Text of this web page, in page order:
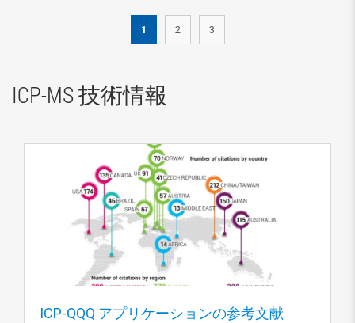
1 2 3
ICP-MS 技術情報
ICP-QQQ アプリケーションの参考文献